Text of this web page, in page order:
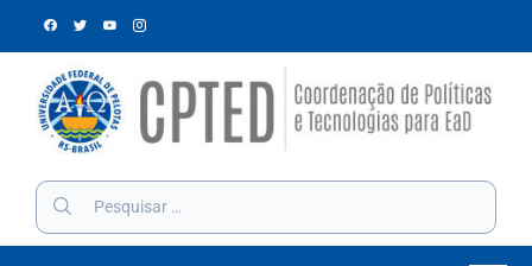
Pesquisar
por: